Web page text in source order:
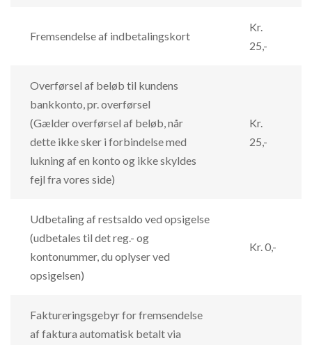
Fremsendelse af indbetalingskort
Kr.
25,-
Overførsel af beløb til kundens
bankkonto, pr. overførsel
(Gælder overførsel af beløb, når
dette ikke sker i forbindelse med
lukning af en konto og ikke skyldes
fejl fra vores side)
Kr.
25,-
Udbetaling af restsaldo ved opsigelse
(udbetales til det reg.- og
kontonummer, du oplyser ved
opsigelsen)
Kr. 0,-
Faktureringsgebyr for fremsendelse
af faktura automatisk betalt via